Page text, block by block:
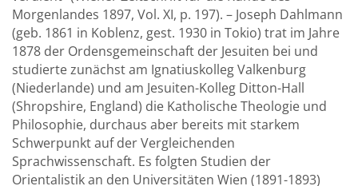
Morgenlandes 1897, Vol. XI, p. 197). – Joseph Dahlmann
(geb. 1861 in Koblenz, gest. 1930 in Tokio) trat im Jahre
1878 der Ordensgemeinschaft der Jesuiten bei und
studierte zunächst am Ignatiuskolleg Valkenburg
(Niederlande) und am Jesuiten-Kolleg Ditton-Hall
(Shropshire, England) die Katholische Theologie und
Philosophie, durchaus aber bereits mit starkem
Schwerpunkt auf der Vergleichenden
Sprachwissenschaft. Es folgten Studien der
Orientalistik an den Universitäten Wien (1891-1893)